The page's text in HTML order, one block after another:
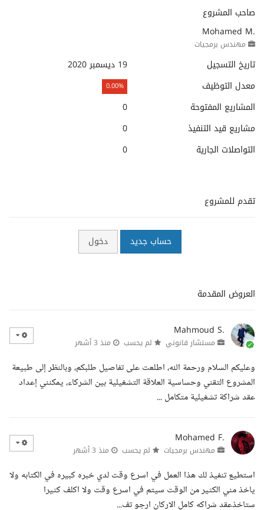
صاحب المشروع
Mohamed M.
مهندس برمجيات
تاريخ التسجيل
19 ديسمبر 2020
معدل التوظيف
0.00%
المشاريع المفتوحة
0
مشاريع قيد التنفيذ
0
التواصلات الجارية
0
تقدم للمشروع
حساب جديد دخول
العروض المقدمة
Mahmoud S.
مستشار قانوني لم يحسب منذ 3 أشهر
وعليكم السلام ورحمة الله، اطلعت على تفاصيل طلبكم، وبالنظر إلى طبيعة
المشروع التقني وحساسية العلاقة التشغيلية بين الشركاء، يمكنني إعداد
عقد شراكة تشغيلية متكامل ...
Mohamed F.
مهندس برمجيات لم يحسب منذ 3 أشهر
استطيع تنفيذ لك هذا العمل في اسرع وقت لدي خبره كبيره في الكتابه ولا
ياخذ مني الكثير من الوقت سيتم في اسرع وقت ولا اكلف كثيرا
ستاخذعقد شراكه كامل الاركان ارجو تف...